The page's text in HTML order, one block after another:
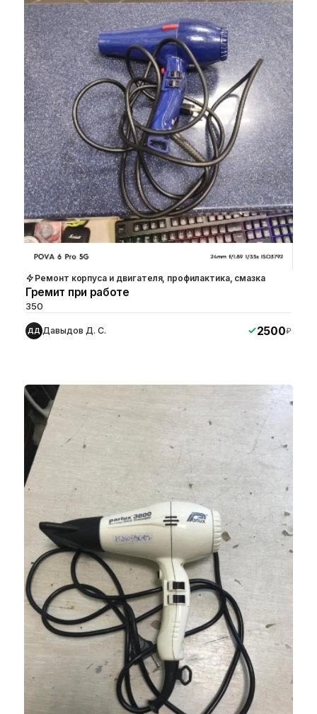
Ремонт корпуса и двигателя, профилактика, смазка
Гремит при работе
350
ДД Давыдов Д. С. 2500₽